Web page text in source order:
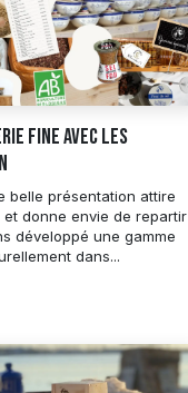
fine avec les
belle présentation attire
donne envie de repartir
développé une gamme
dans...